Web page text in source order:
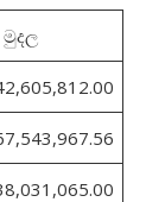
මුදල